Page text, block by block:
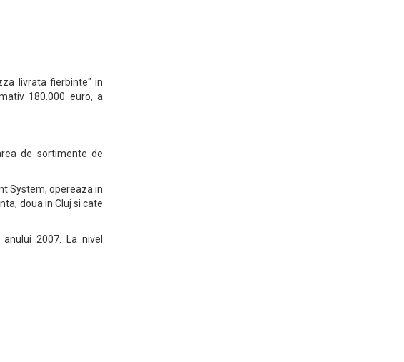
livrata fierbinte" in
180.000 euro, a
de sortimente de
System, opereaza in
doua in Cluj si cate
2007. La nivel